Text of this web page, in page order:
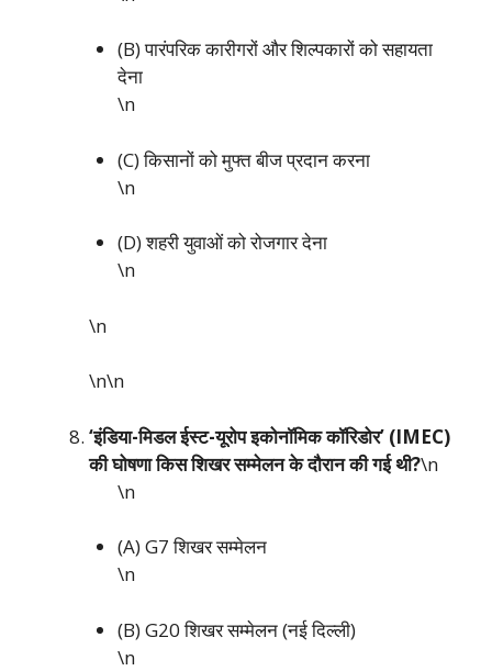
(B) पारंपरिक कारीगरों और शिल्पकारों को सहायता
देना
\n
(C) किसानों को मुफ्त बीज प्रदान करना
\n
(D) शहरी युवाओं को रोजगार देना
\n
\n
\n\n
‘इंडिया-मिडल ईस्ट-यूरोप इकोनॉमिक कॉरिडोर’ (IMEC)
की घोषणा किस शिखर सम्मेलन के दौरान की गई थी?\n
\n
(A) G7 शिखर सम्मेलन
\n
(B) G20 शिखर सम्मेलन (नई दिल्ली)
\n